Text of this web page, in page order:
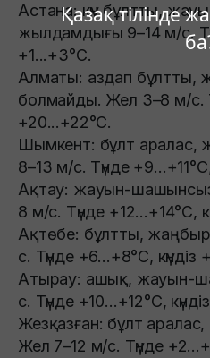
Қазақ тілінде
Астана: күн бұлтты,
жылдамдығы 9–14 м/с.
+1...+3°C.
Алматы: аздап
болмайды. Жел 3–8 м/с.
+20...+22°C.
Шымкент: бұлт
8–13 м/с. Түнде
Ақтау: жауын-
8 м/с. Түнде +12...+14°C,
Ақтөбе: бұлтты,
с. Түнде +6...+8°C, күндіз
Атырау: ашық, жауын-
с. Түнде +10...+12°C,
Жезқазған: бұлт
Жел 7–12 м/с. Түнде